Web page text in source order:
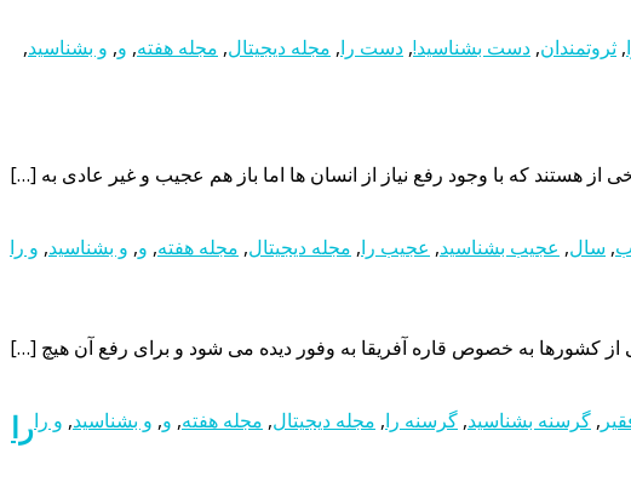
, ثروتمندان, دست بشناسید!, دست را, مجله دیجیتال, مجله هفته, و, و بشناسید,
, سال, عجیب بشناسید, عجیب را, مجله دیجیتال, مجله هفته, و, و بشناسید, و را
کشورها به خصوص قاره آفریقا به وفور دیده می شود و برای رفع آن هیچ […]
, گرسنه بشناسید, گرسنه را, مجله دیجیتال, مجله هفته, و, و بشناسید, و رارا